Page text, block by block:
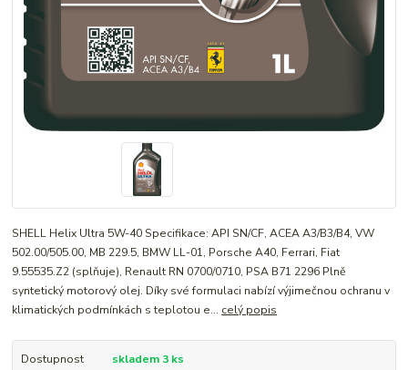
SHELL Helix Ultra 5W-40 Specifikace: API SN/CF, ACEA A3/B3/B4, VW
502.00/505.00, MB 229.5, BMW LL-01, Porsche A40, Ferrari, Fiat
9.55535.Z2 (splňuje), Renault RN 0700/0710, PSA B71 2296 Plně
syntetický motorový olej. Díky své formulaci nabízí výjimečnou ochranu v
klimatických podmínkách s teplotou e... celý popis
Dostupnost
skladem 3 ks